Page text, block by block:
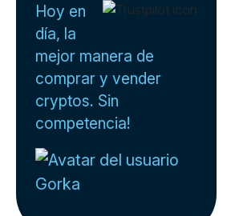
Hoy en
día, la
mejor manera de
comprar y vender
cryptos. Sin
competencia!
Gorka